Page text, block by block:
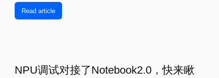
Read article
NPU调试对接了Notebook2.0，快来瞅